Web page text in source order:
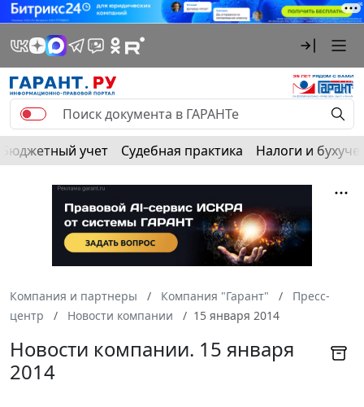
Бюджетный учет Судебная практика Налоги и
Компания и партнеры Компания "Гарант"
Пресс-
центр
Новости компании 15 января 2014
Новости компании. 15 января
2014